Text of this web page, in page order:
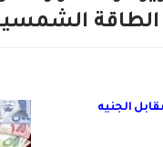
الطاقة
الجنيه